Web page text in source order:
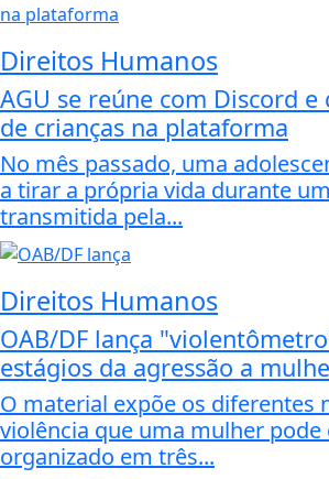
Direitos Humanos
AGU se reúne com Discord
de crianças na plataforma
No mês passado, uma
a tirar a própria vida durante
transmitida pela...
Direitos Humanos
OAB/DF lança
estágios da agressão a
O material expõe os diferentes
violência que uma mulher pode
organizado em três...